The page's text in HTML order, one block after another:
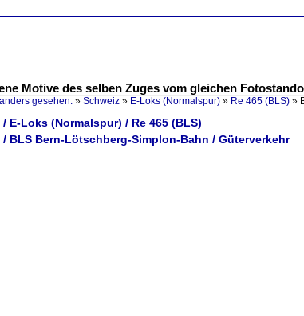
Motive des selben Zuges vom gleichen
gesehen. » Schweiz » E-Loks (Normalspur) » Re 465 (BLS) »
E-Loks (Normalspur) / Re 465 (BLS)
/ BLS Bern-Lötschberg-Simplon-Bahn / Güterverkehr